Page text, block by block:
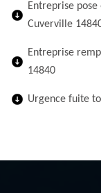
Entreprise
Cuverville
Entreprise
14840
Urgence fuite